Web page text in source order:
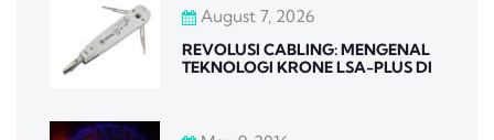
August 7, 2026
REVOLUSI CABLING: MENGENAL
TEKNOLOGI KRONE LSA-PLUS DI